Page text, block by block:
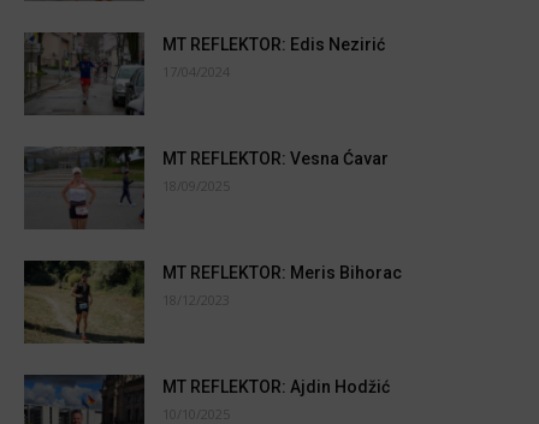
MT REFLEKTOR: Edis Nezirić
17/04/2024
MT REFLEKTOR: Vesna Ćavar
18/09/2025
MT REFLEKTOR: Meris Bihorac
18/12/2023
MT REFLEKTOR: Ajdin Hodžić
10/10/2025